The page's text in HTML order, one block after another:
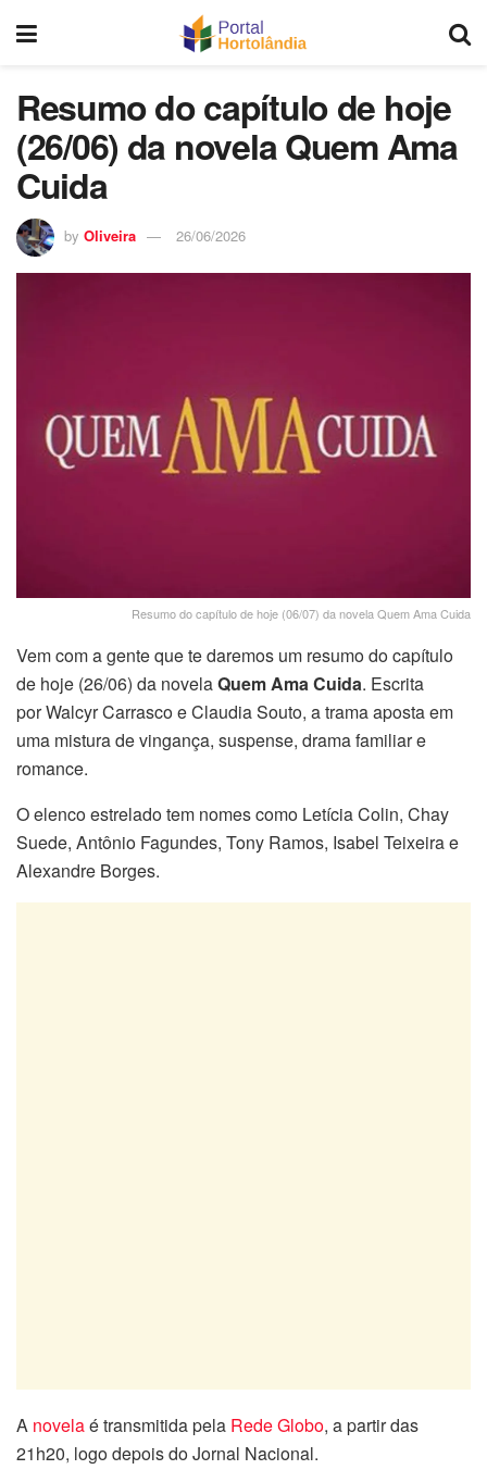
Resumo do capítulo de hoje
(26/06) da novela Quem Ama
Cuida
by Oliveira 26/06/2026
Resumo do capítulo de hoje (06/07) da novela Quem Ama Cuida
Vem com a gente que te daremos um resumo do capítulo
de hoje (26/06) da novelaQuem Ama Cuida. Escrita
por Walcyr Carrasco e Claudia Souto, a trama aposta em
uma mistura de vingança, suspense, drama familiar e
romance.
O elenco estrelado tem nomes como Letícia Colin, Chay
Suede, Antônio Fagundes, Tony Ramos, Isabel Teixeira e
Alexandre Borges.
A novelaé transmitida pela Rede Globo, a partir das
21h20, logo depois do Jornal Nacional.